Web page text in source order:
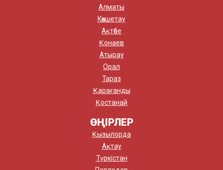
Алматы
Көкшетау
Ақтөбе
Қонаев
Атырау
Орал
Тараз
Қарағанды
Қостанай
ӨҢІРЛЕР
Қызылорда
Ақтау
Түркістан